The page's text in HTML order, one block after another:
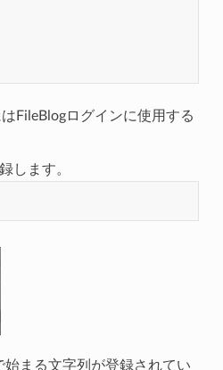
FileBlogログインに使用する
します。
始まる文字列が登録されてい